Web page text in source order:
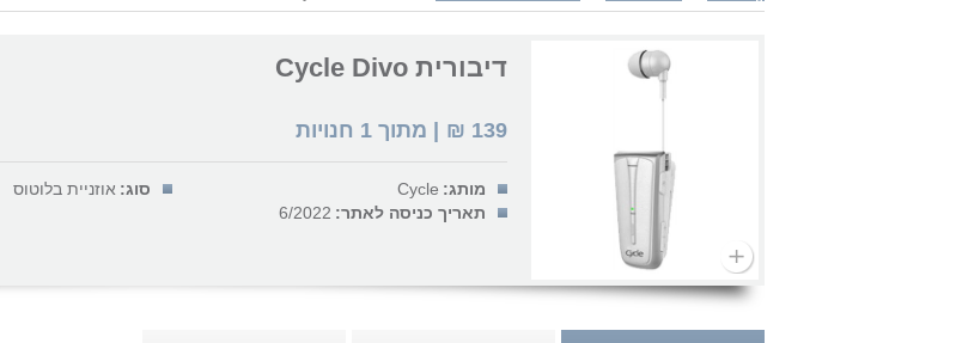
דיבורית Cycle Divo
139
₪ | מתוך 1 חנויות
מותג: Cycle סוג: אוזניית בלוטוס
תאריך כניסה לאתר: 6/2022